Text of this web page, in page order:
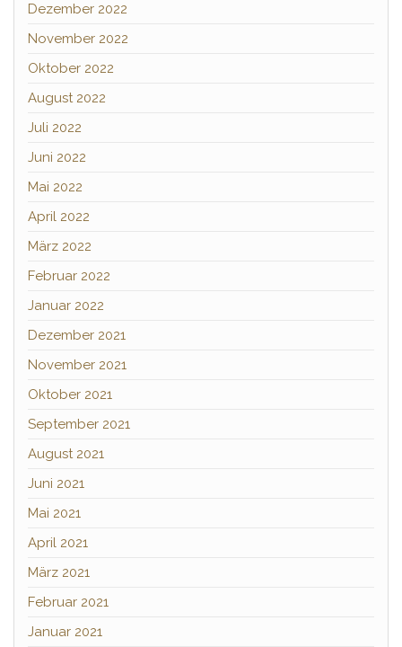
Dezember 2022
November 2022
Oktober 2022
August 2022
Juli 2022
Juni 2022
Mai 2022
April 2022
März 2022
Februar 2022
Januar 2022
Dezember 2021
November 2021
Oktober 2021
September 2021
August 2021
Juni 2021
Mai 2021
April 2021
März 2021
Februar 2021
Januar 2021